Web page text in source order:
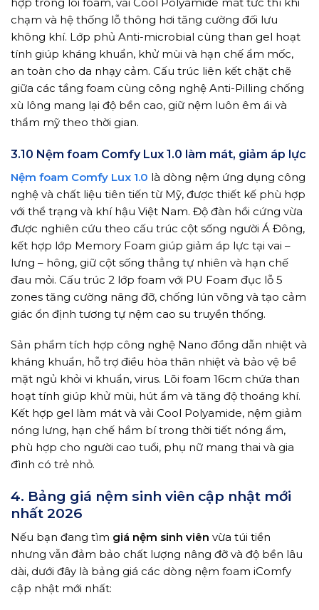
hợp trong lõi foam, vải Cool Polyamide mát tức thì khi
chạm và hệ thống lỗ thông hơi tăng cường đối lưu
không khí. Lớp phủ Anti-microbial cùng than gel hoạt
tính giúp kháng khuẩn, khử mùi và hạn chế ẩm mốc,
an toàn cho da nhạy cảm. Cấu trúc liên kết chặt chẽ
giữa các tầng foam cùng công nghệ Anti-Pilling chống
xù lông mang lại độ bền cao, giữ nệm luôn êm ái và
thẩm mỹ theo thời gian.
3.10 Nệm foam Comfy Lux 1.0 làm mát, giảm áp lực
Nệm foam Comfy Lux 1.0 là dòng nệm ứng dụng công
nghệ và chất liệu tiên tiến từ Mỹ, được thiết kế phù hợp
với thể trạng và khí hậu Việt Nam. Độ đàn hồi cứng vừa
được nghiên cứu theo cấu trúc cột sống người Á Đông,
kết hợp lớp Memory Foam giúp giảm áp lực tại vai –
lưng – hông, giữ cột sống thẳng tự nhiên và hạn chế
đau mỏi. Cấu trúc 2 lớp foam với PU Foam đục lỗ 5
zones tăng cường nâng đỡ, chống lún võng và tạo cảm
giác ổn định tương tự nệm cao su truyền thống.
Sản phẩm tích hợp công nghệ Nano đồng dẫn nhiệt và
kháng khuẩn, hỗ trợ điều hòa thân nhiệt và bảo vệ bề
mặt ngủ khỏi vi khuẩn, virus. Lõi foam 16cm chứa than
hoạt tính giúp khử mùi, hút ẩm và tăng độ thoáng khí.
Kết hợp gel làm mát và vải Cool Polyamide, nệm giảm
nóng lưng, hạn chế hầm bí trong thời tiết nóng ẩm,
phù hợp cho người cao tuổi, phụ nữ mang thai và gia
đình có trẻ nhỏ.
4. Bảng giá nệm sinh viên cập nhật mới
nhất 2026
Nếu bạn đang tìm giá nệm sinh viên vừa túi tiền
nhưng vẫn đảm bảo chất lượng nâng đỡ và độ bền lâu
dài, dưới đây là bảng giá các dòng nệm foam iComfy
cập nhật mới nhất: